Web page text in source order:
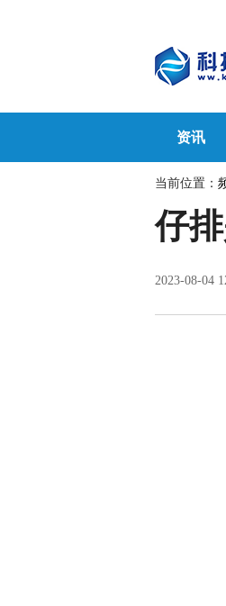
资讯
当前位置：
仔
2023-08-04